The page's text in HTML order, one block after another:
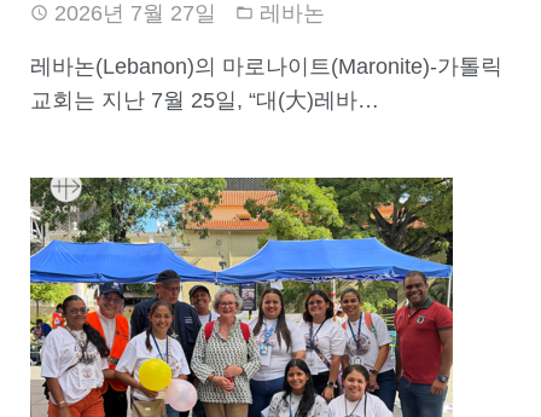
2026년 7월 27일 레바논
레바논(Lebanon)의 마로나이트(Maronite)-가톨릭
교회는 지난 7월 25일, “대(大)레바…